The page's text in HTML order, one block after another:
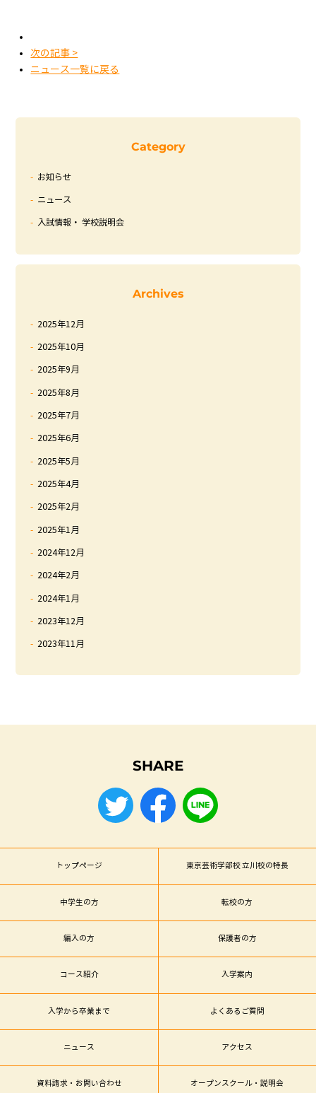
次の記事 >
ニュース一覧に戻る
Category
お知らせ
ニュース
入試情報・ 学校説明会
Archives
2025年12月
2025年10月
2025年9月
2025年8月
2025年7月
2025年6月
2025年5月
2025年4月
2025年2月
2025年1月
2024年12月
2024年2月
2024年1月
2023年12月
2023年11月
SHARE
トップページ 東京芸術学部校 立川校の特長
中学生の方 転校の方
編入の方 保護者の方
コース紹介 入学案内
入学から卒業まで よくあるご質問
ニュース アクセス
資料請求・お問い合わせ オープンスクール・説明会